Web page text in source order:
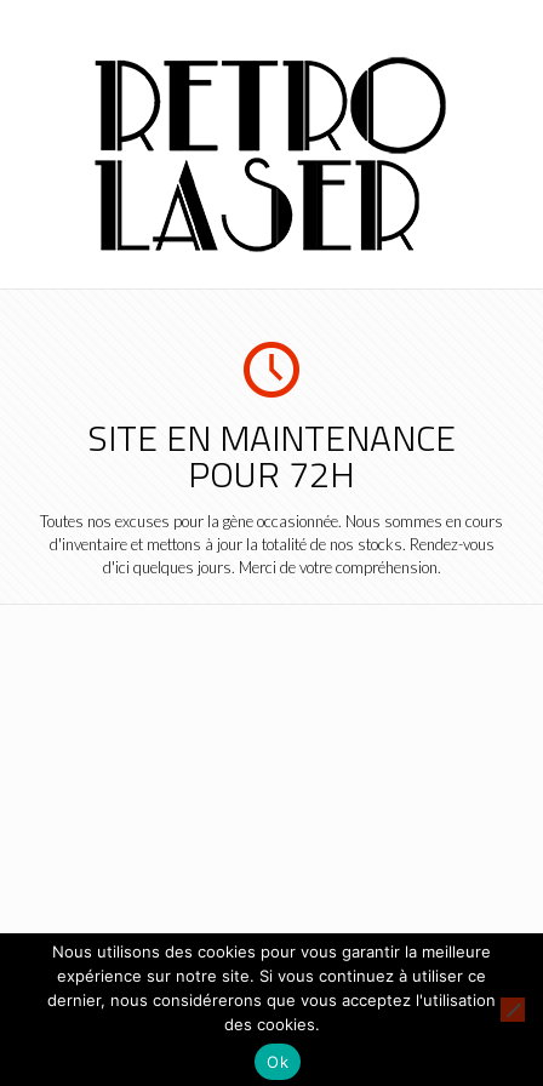
SITE EN MAINTENANCE
POUR 72H
Toutes nos excuses pour la gène occasionnée. Nous sommes en cours
d'inventaire et mettons à jour la totalité de nos stocks. Rendez-vous
d'ici quelques jours. Merci de votre compréhension.
Nous utilisons des cookies pour vous garantir la meilleure
expérience sur notre site. Si vous continuez à utiliser ce
dernier, nous considérerons que vous acceptez l'utilisation
des cookies.
Ok